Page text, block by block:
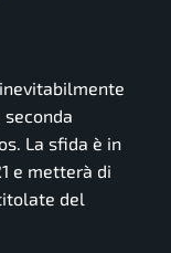
La sfida è in
e metterà di
del